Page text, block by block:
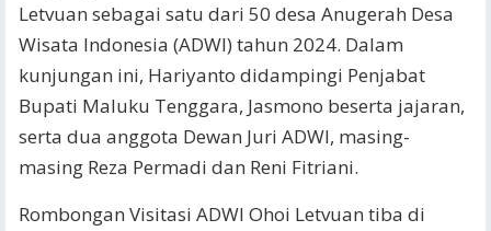
Letvuan sebagai satu dari 50 desa Anugerah Desa
Wisata Indonesia (ADWI) tahun 2024. Dalam
kunjungan ini, Hariyanto didampingi Penjabat
Bupati Maluku Tenggara, Jasmono beserta jajaran,
serta dua anggota Dewan Juri ADWI, masing-
masing Reza Permadi dan Reni Fitriani.
Rombongan Visitasi ADWI Ohoi Letvuan tiba di